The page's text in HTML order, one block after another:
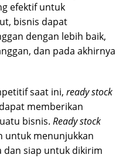
efektif untuk
bisnis dapat
dengan lebih baik,
dan pada akhirnya
saat ini, ready stock
memberikan
bisnis. Ready stock
untuk menunjukkan
dan siap untuk dikirim